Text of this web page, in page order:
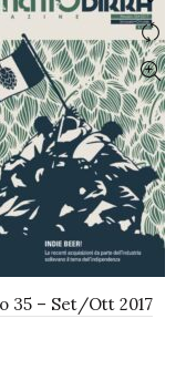
35 – Set/Ott 2017